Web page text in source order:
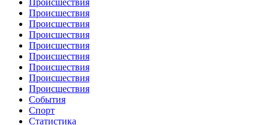
Происшествия
Происшествия
Происшествия
Происшествия
Происшествия
Происшествия
Происшествия
Происшествия
События
Спорт
Статистика